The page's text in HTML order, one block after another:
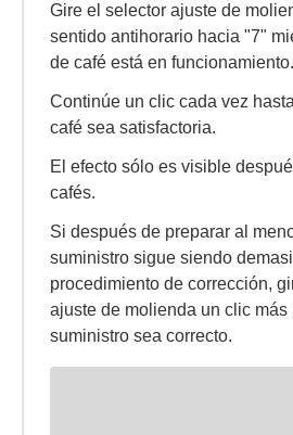
Gire el selector ajuste de
sentido antihorario hacia "7"
de café está en funcionamiento.
Continúe un clic cada vez
café sea satisfactoria.
El efecto sólo es visible
cafés.
Si después de preparar al
suministro sigue siendo
procedimiento de corrección,
ajuste de molienda un clic más
suministro sea correcto.